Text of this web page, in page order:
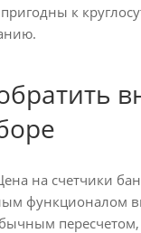
к
на счетчики
функционалом